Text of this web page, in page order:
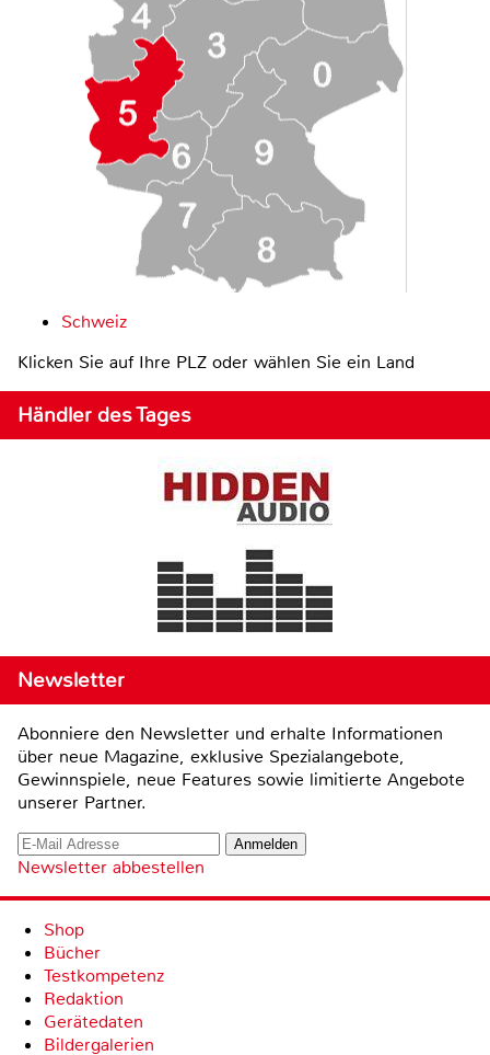
Schweiz
Klicken Sie auf Ihre PLZ oder wählen Sie ein Land
Händler des Tages
Newsletter
Abonniere den Newsletter und erhalte Informationen
über neue Magazine, exklusive Spezialangebote,
Gewinnspiele, neue Features sowie limitierte Angebote
unserer Partner.
Newsletter abbestellen
Shop
Bücher
Testkompetenz
Redaktion
Gerätedaten
Bildergalerien